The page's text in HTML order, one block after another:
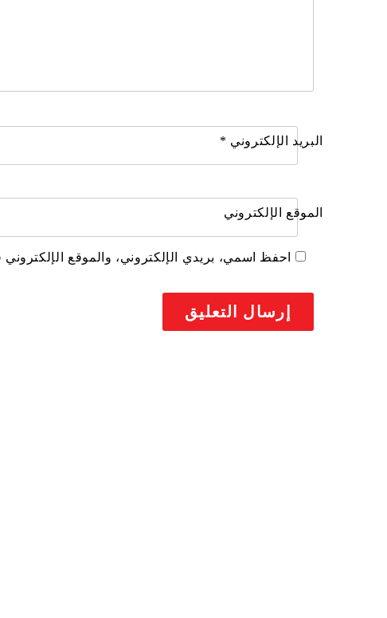
البريد الإلكتروني *
الموقع الإلكتروني
احفظ اسمي، بريدي الإلكتروني، والموقع